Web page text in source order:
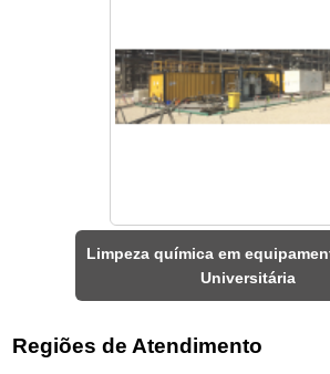
Limpeza química em
Universitária
Regiões de Atendimento